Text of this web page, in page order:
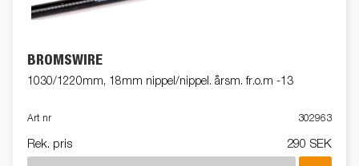
BROMSWIRE
1030/1220mm, 18mm nippel/nippel. årsm. fr.o.m -13
Art nr 302963
Rek. pris 290 SEK